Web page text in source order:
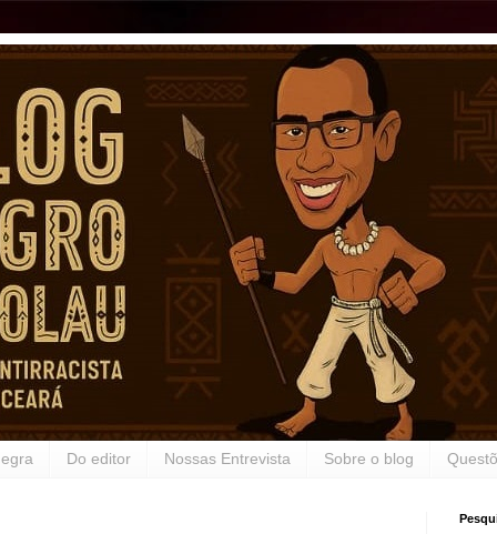
Do editor Nossas Entrevista Sobre o blog